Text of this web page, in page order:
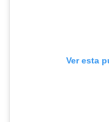
Ver esta